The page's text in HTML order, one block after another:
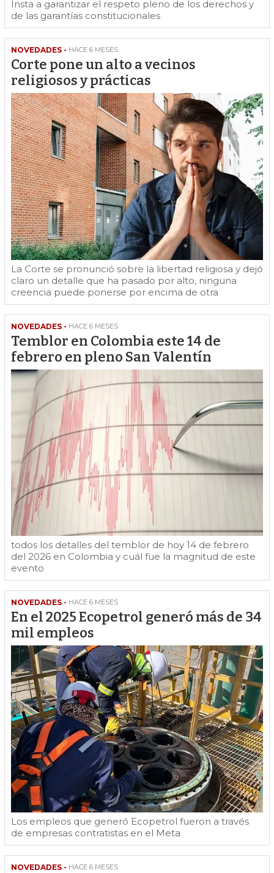
Insta a garantizar el respeto pleno de los derechos y
de las garantías constitucionales
NOVEDADES - HACE 6 MESES
Corte pone un alto a vecinos
religiosos y prácticas
La Corte se pronunció sobre la libertad religiosa y dejó
claro un detalle que ha pasado por alto, ninguna
creencia puede ponerse por encima de otra
NOVEDADES - HACE 6 MESES
Temblor en Colombia este 14 de
febrero en pleno San Valentín
todos los detalles del temblor de hoy 14 de febrero
del 2026 en Colombia y cuál fue la magnitud de este
evento
NOVEDADES - HACE 6 MESES
En el 2025 Ecopetrol generó más de 34
mil empleos
Los empleos que generó Ecopetrol fueron a través
de empresas contratistas en el Meta
NOVEDADES - HACE 6 MESES